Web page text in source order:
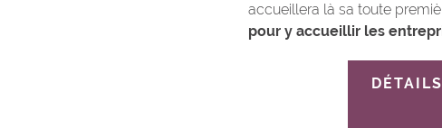
accueillera là sa toute
pour y accueillir les